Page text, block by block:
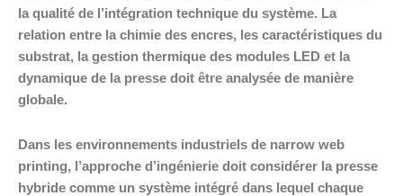
la qualité de l’intégration technique du système. La
relation entre la chimie des encres, les caractéristiques du
substrat, la gestion thermique des modules LED et la
dynamique de la presse doit être analysée de manière
globale.
Dans les environnements industriels de narrow web
printing, l’approche d’ingénierie doit considérer la presse
hybride comme un système intégré dans lequel chaque